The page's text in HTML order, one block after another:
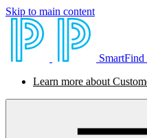
Skip to main content
Learn more about